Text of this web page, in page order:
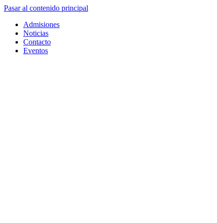
Pasar al contenido principal
Admisiones
Noticias
Contacto
Eventos